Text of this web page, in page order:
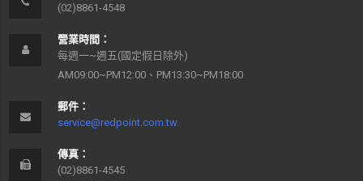
(02)8861-4548
營業時間：
每週一~週五(國定假日除外)
AM09:00~PM12:00、PM13:30~PM18:00
郵件：
service@redpoint.com.tw
傳真：
(02)8861-4545